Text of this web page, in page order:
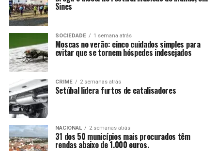
Sines
SOCIEDADE 1 semana atrás
Moscas no verão: cinco cuidados simples para
evitar que se tornem hóspedes indesejados
CRIME 2 semanas atrás
Setúbal lidera furtos de catalisadores
NACIONAL 2 semanas atrás
31 dos 50 municípios mais procurados têm
rendas abaixo de 1.000 euros.